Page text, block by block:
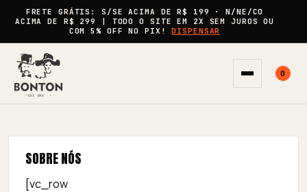
FRETE GRÁTIS: S/SE ACIMA DER$ 199
· N/NE/CO
ACIMA DE R$ 299 | TODO O SITE EM 2X SEM JUROS
OU
COM5% OFF NO PIX!DISPENSAR
Abrir menu
0
SOBRE NÓS
[vc_row